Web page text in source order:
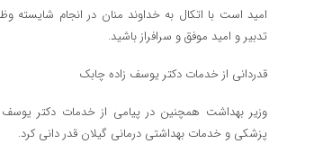
امید است با اتکال به خداوند منان در انجام شایسته
تدبیر و امید موفق و سرافراز باشید.
قدردانی از خدمات دکتر یوسف زاده چابک
وزیر بهداشت همچنین در پیامی از خدمات دکتر
پزشکی و خدمات بهداشتی درمانی گیلان قدر دانی کرد.